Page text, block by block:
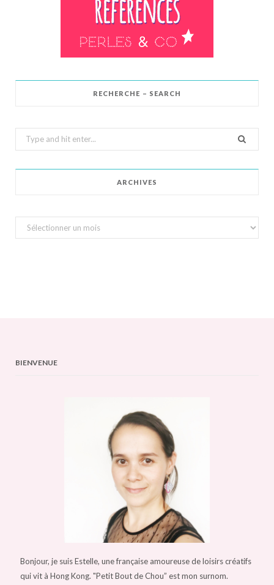
RECHERCHE – SEARCH
Search
for:
ARCHIVES
Archives
BIENVENUE
Bonjour, je suis Estelle, une française amoureuse de loisirs créatifs
qui vit à Hong Kong. "Petit Bout de Chou” est mon surnom.